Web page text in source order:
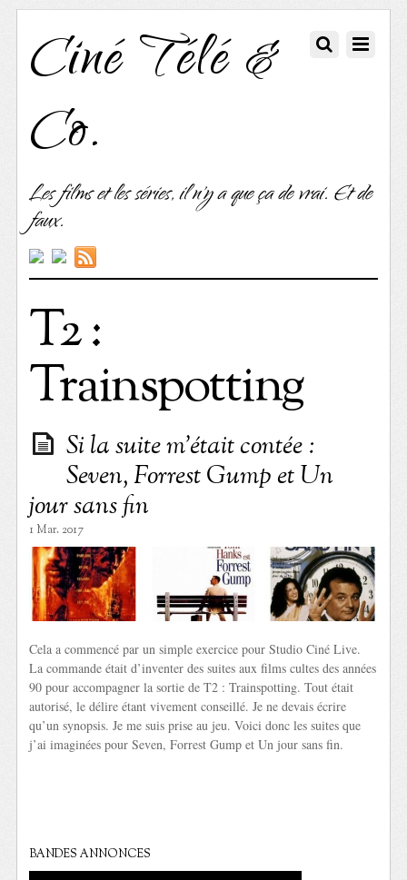
Ciné Télé &
Co.
Les films et les séries, il n'y a que ça de vrai. Et de
faux.
T2 :
Trainspotting
Si la suite m’était contée :
Seven, Forrest Gump et Un
jour sans fin
1 Mar. 2017
Cela a commencé par un simple exercice pour Studio Ciné Live.
La commande était d’inventer des suites aux films cultes des années
90 pour accompagner la sortie de T2 : Trainspotting. Tout était
autorisé, le délire étant vivement conseillé. Je ne devais écrire
qu’un synopsis. Je me suis prise au jeu. Voici donc les suites que
j’ai imaginées pour Seven, Forrest Gump et Un jour sans fin.
BANDES ANNONCES